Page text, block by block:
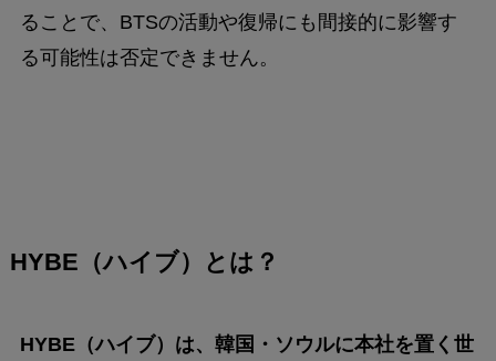
ることで、BTSの活動や復帰にも間接的に影響す
る可能性は否定できません。
HYBE（ハイブ）とは？
HYBE（ハイブ）は、韓国・ソウルに本社を置く世